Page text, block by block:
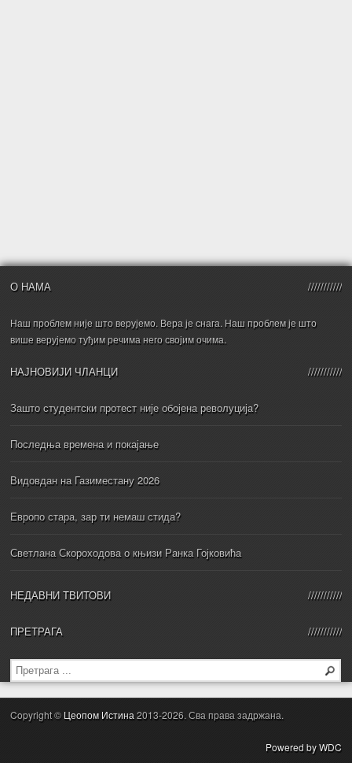
О НАМА
Наш проблем није што верујемо. Вера је снага. Наш проблем је што
више верујемо туђим речима него својим очима.
НАЈНОВИЈИ ЧЛАНЦИ
Зашто студентски протест није обојена револуција?
Последња времена и покајање
Видовдан на Газиместану 2026
Европо стара, зар ти немаш стида?
Светлана Скороходова о књизи Ранка Гојковића
НЕДАВНИ ТВИТОВИ
ПРЕТРАГА
Copyright © Цеопом Истина2013-2026. Сва права задржана.
Powered by WDC